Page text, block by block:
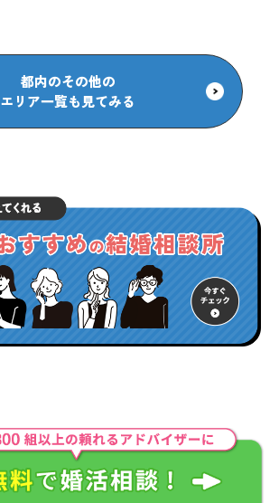
都内のその他の
エリア一覧も見てみる